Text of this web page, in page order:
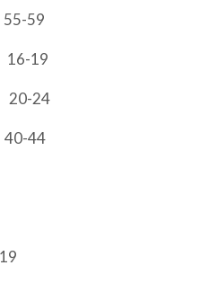
59
19
20-24
44